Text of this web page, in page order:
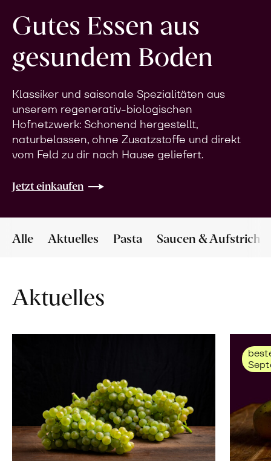
Gutes Essen aus
gesundem Boden
Klassiker und saisonale Spezialitäten aus
unserem regenerativ-biologischen
Hofnetzwerk: Schonend hergestellt,
naturbelassen, ohne Zusatzstoffe und direkt
vom Feld zu dir nach Hause geliefert.
Jetzt einkaufen
Alle Aktuelles Pasta Saucen & Aufstriche
Aktuelles